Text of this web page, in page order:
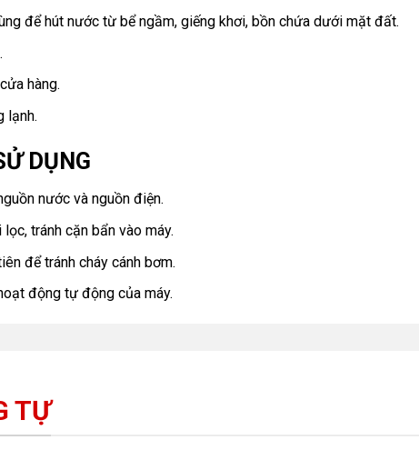
để hút nước từ bể ngầm, giếng khơi, bồn chứa dưới mặt đất.
hàng.
lạnh.
DỤNG
nước và nguồn điện.
tránh cặn bẩn vào máy.
để tránh cháy cánh bơm.
động tự động của máy.
TỰ